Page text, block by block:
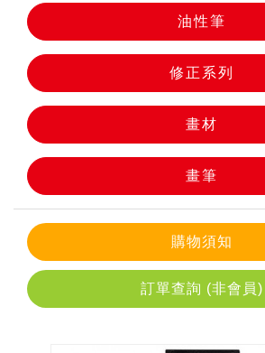
油性筆
修正系列
油性筆
修正系列
畫材
畫筆
購物須知
訂單查詢 (非會員)